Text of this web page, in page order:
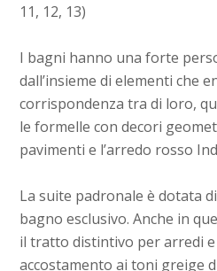
11, 12, 13)
I bagni hanno una forte
dall’insieme di elementi che
corrispondenza tra di loro,
le formelle con decori
pavimenti e l’arredo rosso
La suite padronale è dotata
bagno esclusivo. Anche in
il tratto distintivo per arredi
accostamento ai toni greige